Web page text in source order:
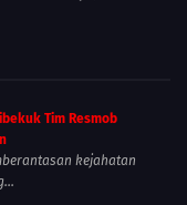
Tim Resmob
kejahatan